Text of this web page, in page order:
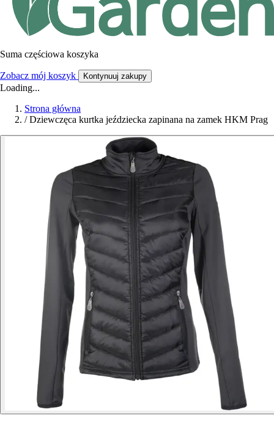
Suma częściowa koszyka
Zobacz mój koszyk Kontynuuj zakupy
Loading...
Strona główna
/ Dziewczęca kurtka jeździecka zapinana na zamek HKM Prag